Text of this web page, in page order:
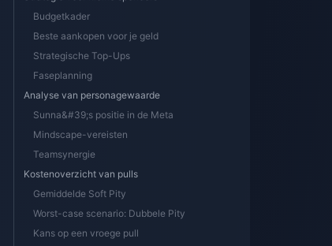
Budgetkader
Beste aankopen voor je geld
Strategische Top-Ups
Faseplanning
Analyse van personagewaarde
Sunna&#39;s positie in de Meta
Mindscape-vereisten
Teamsynergie
Kostenoverzicht van pulls
Gemiddelde Soft Pity
Worst-case scenario: Dubbele Pity
Kans op een vroege pull